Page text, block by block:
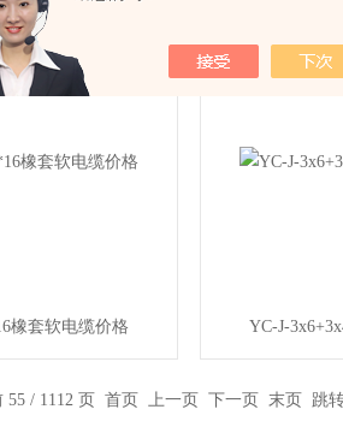
橡套软电缆价格 YC-J-
55 / 1112 页 首页 上一页 下一页 末页 跳